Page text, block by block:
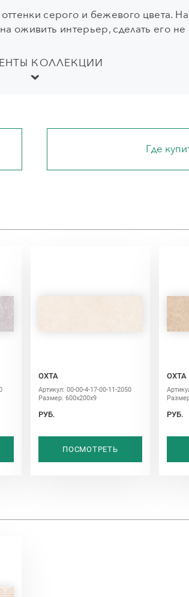
серого и бежевого цвета.
оживить интерьер, сделать его не
КОЛЛЕКЦИИ
Где
ОХТА
Артикул: 00-00-4-17-00-11-2050
Размер: 600х200х9
РУБ.
ПОСМОТРЕТЬ
ОХТА
РУБ.